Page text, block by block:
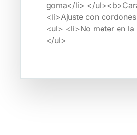
goma</li> </
<li>Ajuste con
<ul> <li>No meter en
</ul>